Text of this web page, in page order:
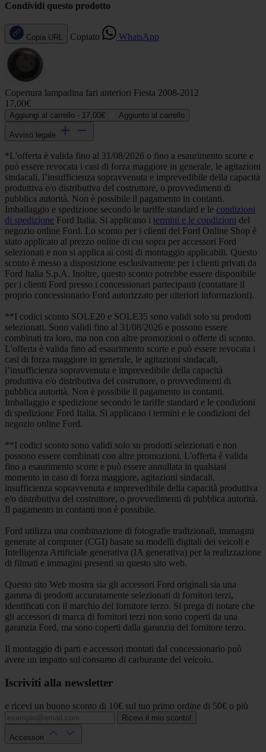
Condividi questo prodotto
Copia URL Copiato WhatsApp
Copertura lampadina fari anteriori Fiesta 2008-2012
17,00€
Aggiungi al carrello - 17,00€ Aggiunto al carrello
Avviso legale
*L'offerta è valida fino al 31/08/2026 o fino a esaurimento scorte e
può essere revocata i casi di forza maggiore in generale, le agitazioni
sindacali, l’insufficienza sopravvenuta e imprevedibile della capacità
produttiva e/o distributiva del costruttore, o provvedimenti di
pubblica autorità. Non è possibile il pagamento in contanti.
Imballaggio e spedizione secondo le tariffe standard e le condizioni
di spedizione Ford Italia. Si applicano i termini e le condizioni del
negozio online Ford. Lo sconto per i clienti del Ford Online Shop è
stato applicato al prezzo online di cui sopra per accessori Ford
selezionati e non si applica ai costi di montaggio applicabili. Questo
sconto è messo a disposizione esclusivamente per i clienti privati da
Ford Italia S.p.A. Inoltre, questo sconto potrebbe essere disponibile
per i clienti Ford presso i concessionari partecipanti (contattare il
proprio concessionario Ford autorizzato per ulteriori informazioni).
**I codici sconto SOLE20 e SOLE35 sono validi solo su prodotti
selezionati. Sono validi fino al 31/08/2026 e possono essere
combinati tra loro, ma non con altre promozioni o offerte di sconto.
L'offerta è valida fino ad esaurimento scorte e può essere revocata i
casi di forza maggiore in generale, le agitazioni sindacali,
l’insufficienza sopravvenuta e imprevedibile della capacità
produttiva e/o distributiva del costruttore, o provvedimenti di
pubblica autorità. Non è possibile il pagamento in contanti.
Imballaggio e spedizione secondo le tariffe standard e le condizioni
di spedizione Ford Italia. Si applicano i termini e le condizioni del
negozio online Ford.
**I codici sconto sono validi solo su prodotti selezionati e non
possono essere combinati con altre promozioni. L'offerta è valida
fino a esaurimento scorte e può essere annullata in qualsiasi
momento in caso di forza maggiore, agitazioni sindacali,
insufficienza sopravvenuta e imprevedibile della capacità produttiva
e/o distributiva del costruttore, o provvedimenti di pubblica autorità.
Il pagamento in contanti non è possibile.
Ford utilizza una combinazione di fotografie tradizionali, immagini
generate al computer (CGI) basate su modelli digitali dei veicoli e
Intelligenza Artificiale generativa (IA generativa) per la realizzazione
di filmati e immagini presenti su questo sito web.
Questo sito Web mostra sia gli accessori Ford originali sia una
gamma di prodotti accuratamente selezionati di fornitori terzi,
identificati con il marchio del fornitore terzo. Si prega di notare che
gli accessori di marca di fornitori terzi non sono coperti da una
garanzia Ford, ma sono coperti dalla garanzia del fornitore terzo.
Il montaggio di parti e accessori montati dal concessionario può
avere un impatto sul consumo di carburante del veicolo.
Iscriviti alla newsletter
e ricevi un buono sconto di 10€ sul tuo primo ordine di 50€ o più
Ricevi il mio sconto!
Accessori